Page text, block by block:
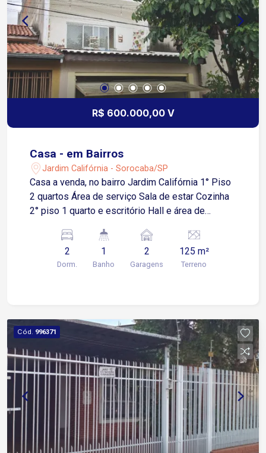
pontos da cidade. O bairro também possui
transporte público regular e fica a poucos
minutos de áreas industriais, o que o torna
atrativo para quem busca morar perto do trabalho.
R$ 600.000,00 V
Casa - em Bairros
Jardim Califórnia - Sorocaba/SP
Casa a venda, no bairro Jardim Califórnia 1° Piso
2 quartos Área de serviço Sala de estar Cozinha
2° piso 1 quarto e escritório Hall e área de
com área gourmet 2 vagas de garagem cobertas
2
Dorm.
1
Banho
2
Garagens
125 m²
Terreno
Cód. 996371